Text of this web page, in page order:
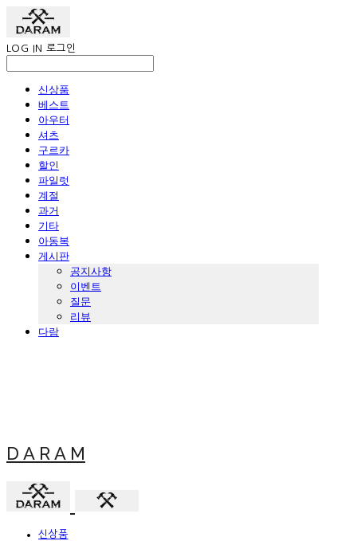
LOG IN 로그인
신상품
베스트
아우터
셔츠
구르카
할인
파일럿
계절
과거
기타
아동복
게시판
공지사항
이벤트
질문
리뷰
다람
D A R A M
신상품